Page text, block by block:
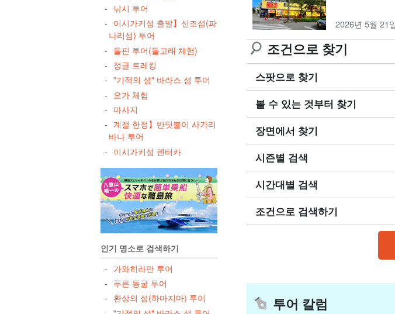
낚시 투어
이시가키섬 출발】신조섬(파
나리섬) 투어
돌핀 투어(돌고래 체험)
정글 트레킹
"기적의 섬" 바라스 섬 투어
요가 체험
마사지
계절 한정】반딧불이 사가리
바나 투어
이시가키섬 렌터카
인기 명소로 검색하기
가와히라만 투어
푸른 동굴 투어
환상의 섬(하마지마) 투어
2026년 5월 21
조건으로 찾기
스팟으로 찾기
볼 수 있는 것부터 찾기
장면에서 찾기
시즌별 검색
시간대별 검색
조건으로 검색하기
투어 칼럼